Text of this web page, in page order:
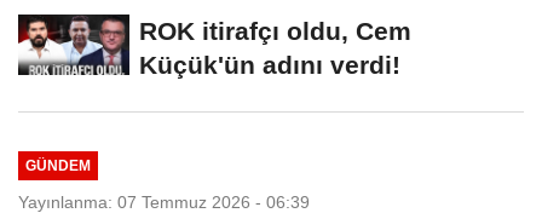
ROK itirafçı oldu, Cem
Küçük'ün adını verdi!
GÜNDEM
Yayınlanma: 07 Temmuz 2026 - 06:39